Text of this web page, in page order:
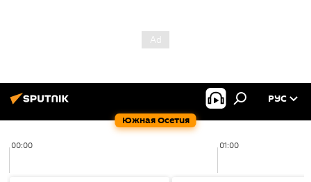
Южная Осетия
РУС
00:00 01:00